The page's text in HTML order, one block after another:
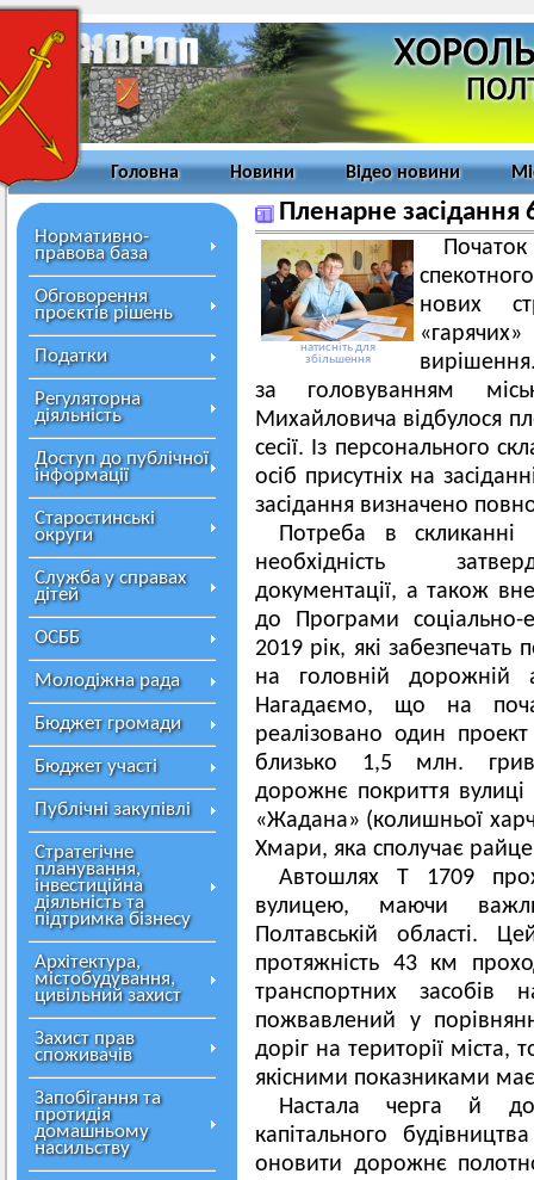
Головна Новини Відео новини
Нормативно-
правова база
Обговорення
проєктів рішень
Податки
Регуляторна
діяльність
Доступ до публічної
інформації
Старостинські
округи
Служба у справах
дітей
ОСББ
Молодіжна рада
Бюджет громади
Бюджет участі
Публічні закупівлі
Стратегічне
планування,
інвестиційна
діяльність та
підтримка бізнесу
Архітектура,
містобудування,
цивільний захист
Захист прав
споживачів
Запобігання та
протидія
домашньому
насильству
Пленарне засідання
натисніть для
збільшення
нових
за головуванням
Михайловича відбулося
сесії. Із персонального
осіб присутніх на
засідання визначено
Потреба в скликанні
необхідність
документації, а також
до Програми соціально-
2019 рік, які забезпечать
на головній дорожній
Нагадаємо, що на
реалізовано один проект
близько 1,5 млн.
дорожнє покриття вулиці
«Жадана» (колишньої
Хмари, яка сполучає
Автошлях Т 1709
вулицею, маючи
Полтавській області.
протяжність 43 км
транспортних засобів
пожвавлений у
доріг на території міста,
якісними показниками
Настала черга й до
капітального
оновити дорожнє